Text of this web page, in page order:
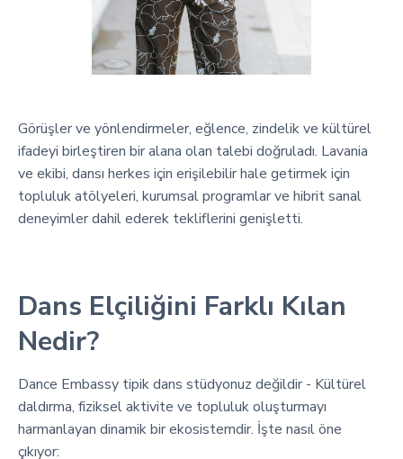
Görüşler ve yönlendirmeler, eğlence, zindelik ve kültürel
ifadeyi birleştiren bir alana olan talebi doğruladı. Lavania
ve ekibi, dansı herkes için erişilebilir hale getirmek için
topluluk atölyeleri, kurumsal programlar ve hibrit sanal
deneyimler dahil ederek tekliflerini genişletti.
Dans Elçiliğini Farklı Kılan
Nedir?
Dance Embassy tipik dans stüdyonuz değildir - Kültürel
daldırma, fiziksel aktivite ve topluluk oluşturmayı
harmanlayan dinamik bir ekosistemdir. İşte nasıl öne
çıkıyor: